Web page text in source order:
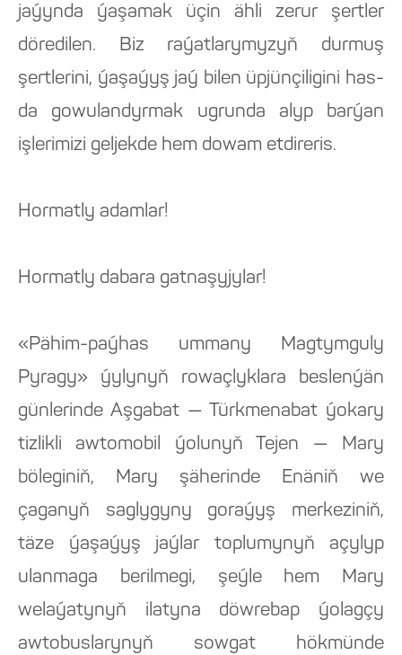
jaýynda ýaşamak üçin ähli zerur şertler
döredilen. Biz raýatlarymyzyň durmuş
şertlerini, ýaşaýyş jaý bilen üpjünçiligini has-
da gowulandyrmak ugrunda alyp barýan
işlerimizi geljekde hem dowam etdireris.
Hormatly adamlar!
Hormatly dabara gatnaşyjylar!
«Pähim-paýhas ummany Magtymguly
Pyragy» ýylynyň rowaçlyklara beslenýän
günlerinde Aşgabat — Türkmenabat ýokary
tizlikli awtomobil ýolunyň Tejen — Mary
böleginiň, Mary şäherinde Enäniň we
çaganyň saglygyny goraýyş merkeziniň,
täze ýaşaýyş jaýlar toplumynyň açylyp
ulanmaga berilmegi, şeýle hem Mary
welaýatynyň ilatyna döwrebap ýolagçy
awtobuslarynyň sowgat hökmünde